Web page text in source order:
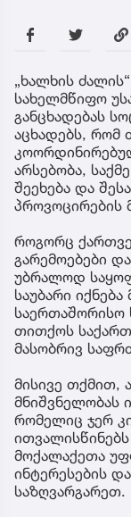
„ხალხის
სახელმწიფო
განცხადებას
აცხადებს, რომ
არსებობა,
შეეხება და
პროვოცირების
როგორც
გარემოებები
უბრალოდ
საუბარი
საერთაშორისო
თითქოს
მასობრივ
მისივე თქმით,
მნიშვნელობას
რომელიც ჯერ
მოქალაქეთა
ინტერესების
საზღვარგარეთ.